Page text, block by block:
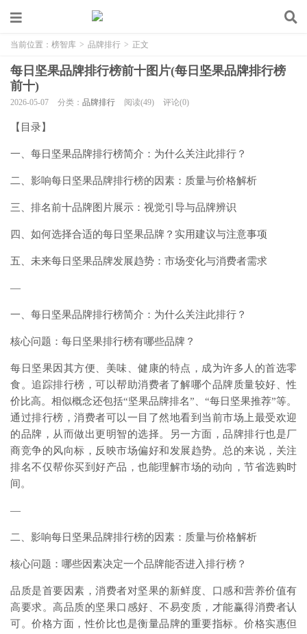
当前位置： 榜智库 > 品牌排行 > 正文
每日坚果品牌排行榜前十图片(每日坚果品牌排行榜
前十)
2026-05-07 分类： 品牌排行 阅读(49) 评论(0)
【目录】
一、每日坚果品牌排行榜简介：为什么关注此排行？
二、影响每日坚果品牌排行榜的因素：质量与价格解析
三、排名前十品牌图片展示：视觉引导与品牌辨识
四、如何选择合适的每日坚果品牌？实用建议与注意事项
五、未来每日坚果品牌发展趋势：市场变化与消费者需求
—
一、每日坚果品牌排行榜简介：为什么关注此排行？
核心问题：每日坚果排行榜有哪些品牌？
每日坚果因其方便、美味、健康的特点，成为许多人的首选零
食。追踪排行榜，可以帮助消费者了解哪个品牌质量较好、性
价比高。相似概念还包括“坚果品牌排名”、“每日坚果推荐”等。
通过排行榜，消费者可以一目了然地看到当前市场上最受欢迎
的品牌，从而做出更明智的选择。另一方面，品牌排行也是厂
商竞争的风向标，反映市场偏好和发展趋势。总的来说，关注
排名不仅帮你买到好产品，也能理解市场的动向，节省选购时
间。
—
二、影响每日坚果品牌排行榜的因素：质量与价格解析
核心问题：哪些因素决定一个品牌能否进入排行榜？
品质是首要因素，消费者对坚果的新鲜度、口感和营养价值有
高要求。高品质的坚果口感好、不易变质，才能赢得消费者认
可。价格方面，性价比也是衡量品牌的重要指标。价格实惠但